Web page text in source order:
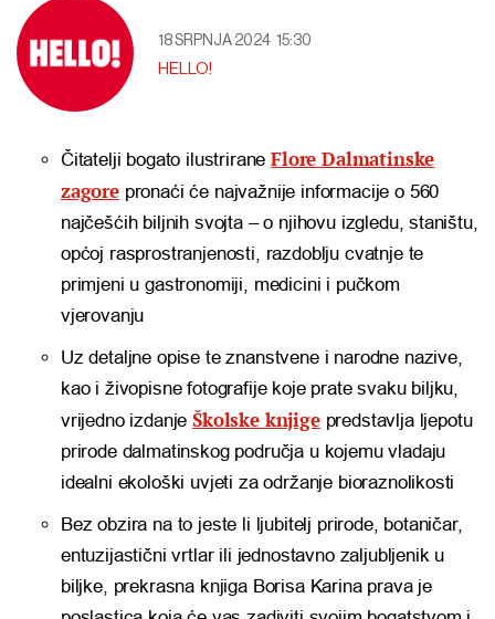
18 SRPNJA 2024 15:30
HELLO!
Čitatelji bogato ilustriraneFlore Dalmatinske
zagorepronaći će najvažnije informacije o 560
najčešćih biljnih svojta – o njihovu izgledu, staništu,
općoj rasprostranjenosti, razdoblju cvatnje te
primjeni u gastronomiji, medicini i pučkom
vjerovanju
Uz detaljne opise te znanstvene i narodne nazive,
kao i živopisne fotografije koje prate svaku biljku,
vrijedno izdanjeŠkolske knjigepredstavlja ljepotu
prirode dalmatinskog područja u kojemu vladaju
idealni ekološki uvjeti za održanje bioraznolikosti
Bez obzira na to jeste li ljubitelj prirode, botaničar,
entuzijastični vrtlar ili jednostavno zaljubljenik u
biljke, prekrasna knjiga Borisa Karina prava je